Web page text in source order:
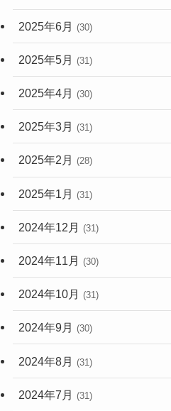
2025年6月 (30)
2025年5月 (31)
2025年4月 (30)
2025年3月 (31)
2025年2月 (28)
2025年1月 (31)
2024年12月 (31)
2024年11月 (30)
2024年10月 (31)
2024年9月 (30)
2024年8月 (31)
2024年7月 (31)